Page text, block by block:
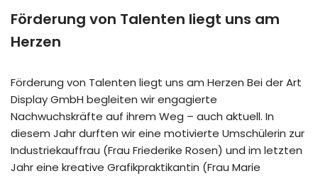
Förderung von Talenten liegt uns am
Herzen
Förderung von Talenten liegt uns am Herzen Bei der Art
Display GmbH begleiten wir engagierte
Nachwuchskräfte auf ihrem Weg – auch aktuell. In
diesem Jahr durften wir eine motivierte Umschülerin zur
Industriekauffrau (Frau Friederike Rosen) und im letzten
Jahr eine kreative Grafikpraktikantin (Frau Marie